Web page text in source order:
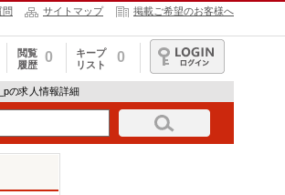
問 サイトマップ 掲載ご希望のお客様へ
閲覧
履歴
0
キープ
リスト
0
ログイン
の求人情報詳細